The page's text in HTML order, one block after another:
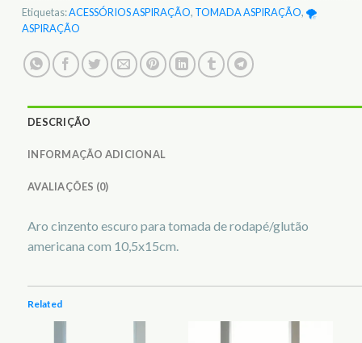
Etiquetas:ACESSÓRIOS ASPIRAÇÃO, TOMADA ASPIRAÇÃO, 🌪️
ASPIRAÇÃO
DESCRIÇÃO
INFORMAÇÃO ADICIONAL
AVALIAÇÕES (0)
Aro cinzento escuro para tomada de rodapé/glutão
americana com 10,5x15cm.
Related